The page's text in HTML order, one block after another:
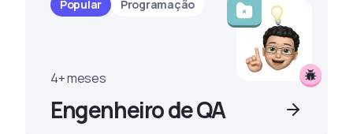
Popular Programação
4+ meses
Engenheiro de QA